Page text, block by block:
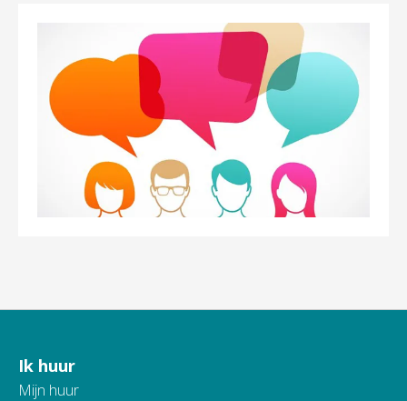
Contactinformatie
Ik huur
Mijn huur